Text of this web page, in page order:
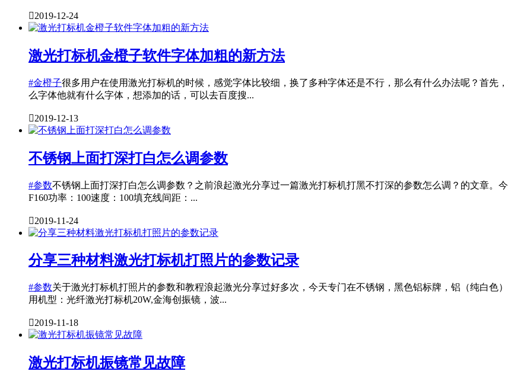
2019-12-24
激光打标机金橙子软件字体加粗的新方法
#金橙子很多用户在使用激光打标机的时候，感觉字体比较细，换了多种字体还是不行，那么有什么办法呢？首先
么字体他就有什么字体，想添加的话，可以去百度搜...
2019-12-13
不锈钢上面打深打白怎么调参数
#参数不锈钢上面打深打白怎么调参数？之前浪起激光分享过一篇激光打标机打黑不打深的参数怎么调？的文章。
F160功率：100速度：100填充线间距：...
2019-11-24
分享三种材料激光打标机打照片的参数记录
#参数关于激光打标机打照片的参数和教程浪起激光分享过好多次，今天专门在不锈钢，黑色铝标牌，铝（纯白色
用机型：光纤激光打标机20W,金海创振镜，波...
2019-11-18
激光打标机振镜常见故障